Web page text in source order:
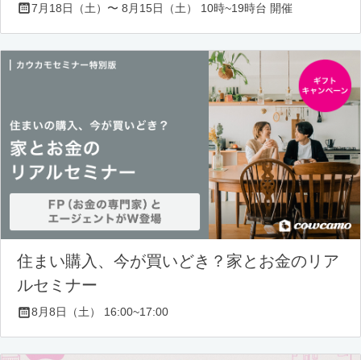
7月18日（土）〜 8月15日（土） 10時~19時台 開催
住まい購入、今が買いどき？家とお金のリア
ルセミナー
8月8日（土） 16:00~17:00